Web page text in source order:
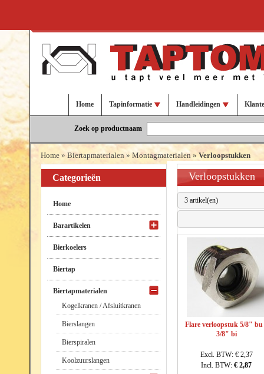
Home Tapinformatie Handleidingen
Zoek op productnaam
Home » Biertapmaterialen » Montagmaterialen » Verloopstukken
Categorieën
Home
Barartikelen
Bierkoelers
Biertap
Biertapmaterialen
Kogelkranen / Afsluitkranen
Bierslangen
Bierspiralen
Koolzuurslangen
Verloopstukken
3 artikel(en)
Flare verloopstuk 5/8" bu
3/8" bi
Excl. BTW: € 2,37
Incl. BTW: € 2,87